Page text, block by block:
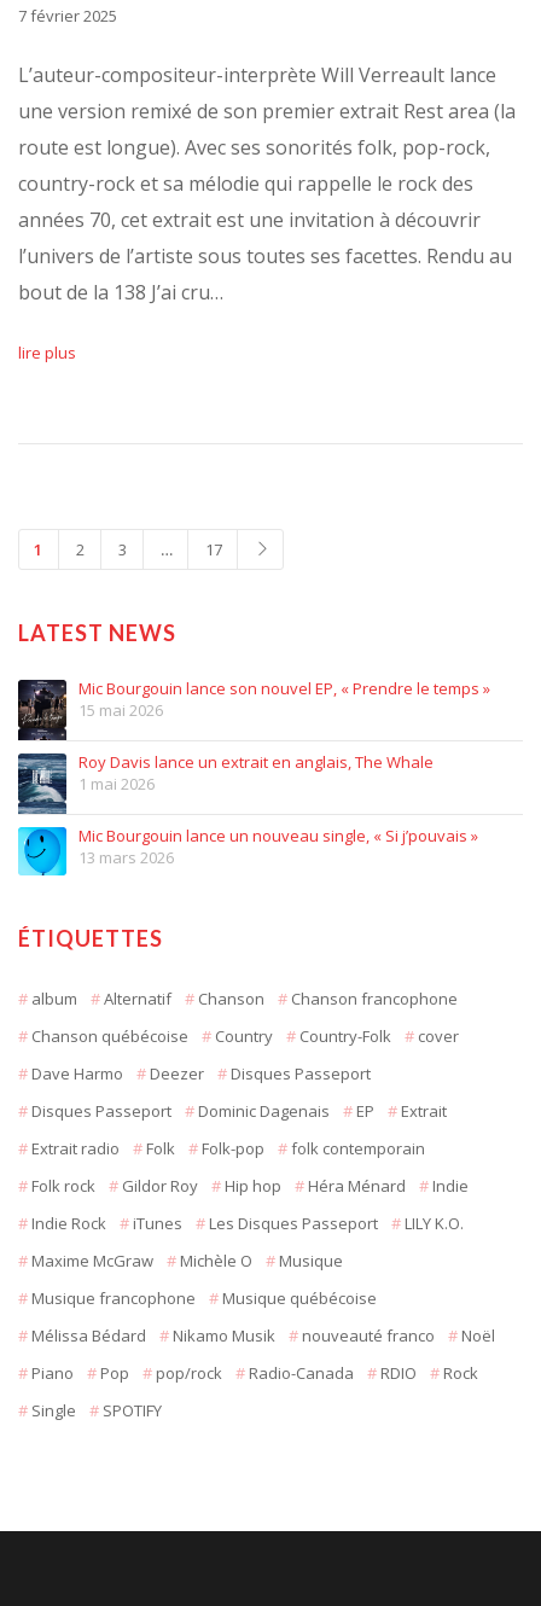
7 février 2025
L’auteur-compositeur-interprète Will Verreault lance
une version remixé de son premier extrait Rest area (la
route est longue). Avec ses sonorités folk, pop-rock,
country-rock et sa mélodie qui rappelle le rock des
années 70, cet extrait est une invitation à découvrir
l’univers de l’artiste sous toutes ses facettes. Rendu au
bout de la 138 J’ai cru…
lire plus
1 2 3 … 17
LATEST NEWS
Mic Bourgouin lance son nouvel EP, « Prendre le temps »
15 mai 2026
Roy Davis lance un extrait en anglais, The Whale
1 mai 2026
Mic Bourgouin lance un nouveau single, « Si j’pouvais »
13 mars 2026
ÉTIQUETTES
album Alternatif Chanson
Chanson francophone
Chanson québécoise
Country Country-Folk
cover
Dave Harmo
Deezer
Disques Passeport
Disques Passeport
Dominic Dagenais EP
Extrait
Extrait radio
Folk Folk-pop
folk contemporain
Folk rock
Gildor Roy Hip hop Héra Ménard
Indie
Indie Rock
iTunes Les Disques Passeport
LILY K.O.
Maxime McGraw
Michèle O
Musique
Musique francophone
Musique québécoise
Mélissa Bédard
Nikamo Musik nouveauté franco
Noël
Piano
Pop pop/rock Radio-Canada RDIO
Rock
Single
SPOTIFY